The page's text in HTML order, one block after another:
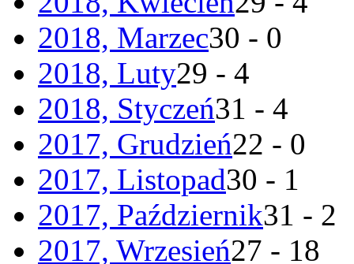
2018, Marzec30 - 0
2018, Luty29 - 4
2018, Styczeń31 - 4
2017, Grudzień22 - 0
2017, Listopad30 - 1
2017, Październik31 - 2
2017, Wrzesień27 - 18